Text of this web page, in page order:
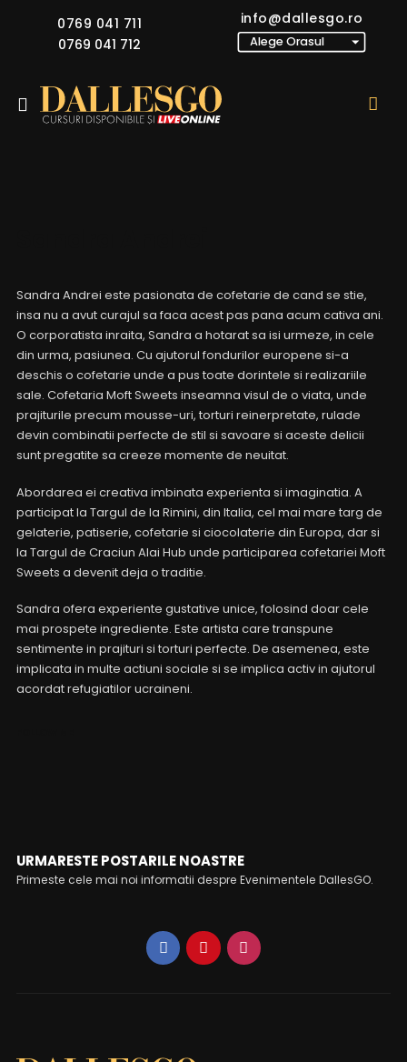
0769 041 711
0769 041 712
info@dallesgo.ro
Sandra Andrei este pasionata de cofetarie de cand se stie,
insa nu a avut curajul sa faca acest pas pana acum cativa ani.
O corporatista inraita, Sandra a hotarat sa isi urmeze, in cele
din urma, pasiunea. Cu ajutorul fondurilor europene si-a
deschis o cofetarie unde a pus toate dorintele si realizariile
sale. Cofetaria Moft Sweets inseamna visul de o viata, unde
prajiturile precum mousse-uri, torturi reinerpretate, rulade
devin combinatii perfecte de stil si savoare si aceste delicii
sunt pregatite sa creeze momente de neuitat.
Abordarea ei creativa imbinata experienta si imaginatia. A
participat la Targul de la Rimini, din Italia, cel mai mare targ de
gelaterie, patiserie, cofetarie si ciocolaterie din Europa, dar si
la Targul de Craciun Alai Hub unde participarea cofetariei Moft
Sweets a devenit deja o traditie.
Sandra ofera experiente gustative unice, folosind doar cele
mai prospete ingrediente. Este artista care transpune
sentimente in prajituri si torturi perfecte. De asemenea, este
implicata in multe actiuni sociale si se implica activ in ajutorul
acordat refugiatilor ucraineni.
URMARESTE POSTARILE NOASTRE
Primeste cele mai noi informatii despre Evenimentele DallesGO.